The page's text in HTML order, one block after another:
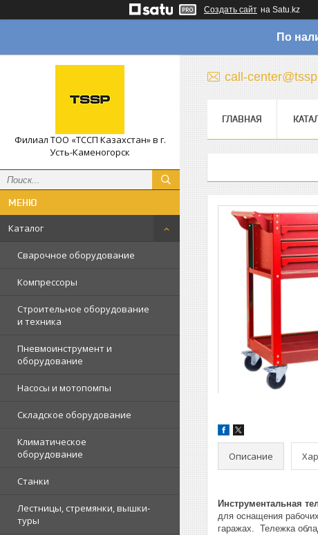
Создать сайт на Satu.kz
По
Филиал ТОО «ТССП Казахстан» в г.
Усть-Каменогорск
Каталог
Сварочное оборудование
Компрессоры
Строительное оборудование
и техника
Пневмоинструмент и
оборудование
Насосы и мотопомпы
Складское оборудование
Климатическое
оборудование
Станки
Лестницы, стремянки, вышки-
туры
call-
ГЛАВНАЯ
Описание
Инструментальная
для оснащения
гаражах. Тележка